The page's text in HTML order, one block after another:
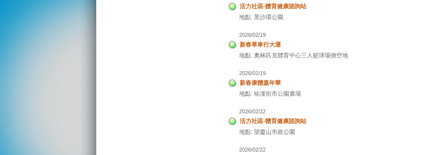
活力社區-體育健康諮詢站
地點: 黑沙環公園
2026/02/19
新春單車行大運
地點: 奧林匹克體育中心三人籃球場側空地
2026/02/19
新春康體嘉年華
地點: 祐漢街市公園廣場
2026/02/22
活力社區-體育健康諮詢站
地點: 望廈山市政公園
2026/02/22